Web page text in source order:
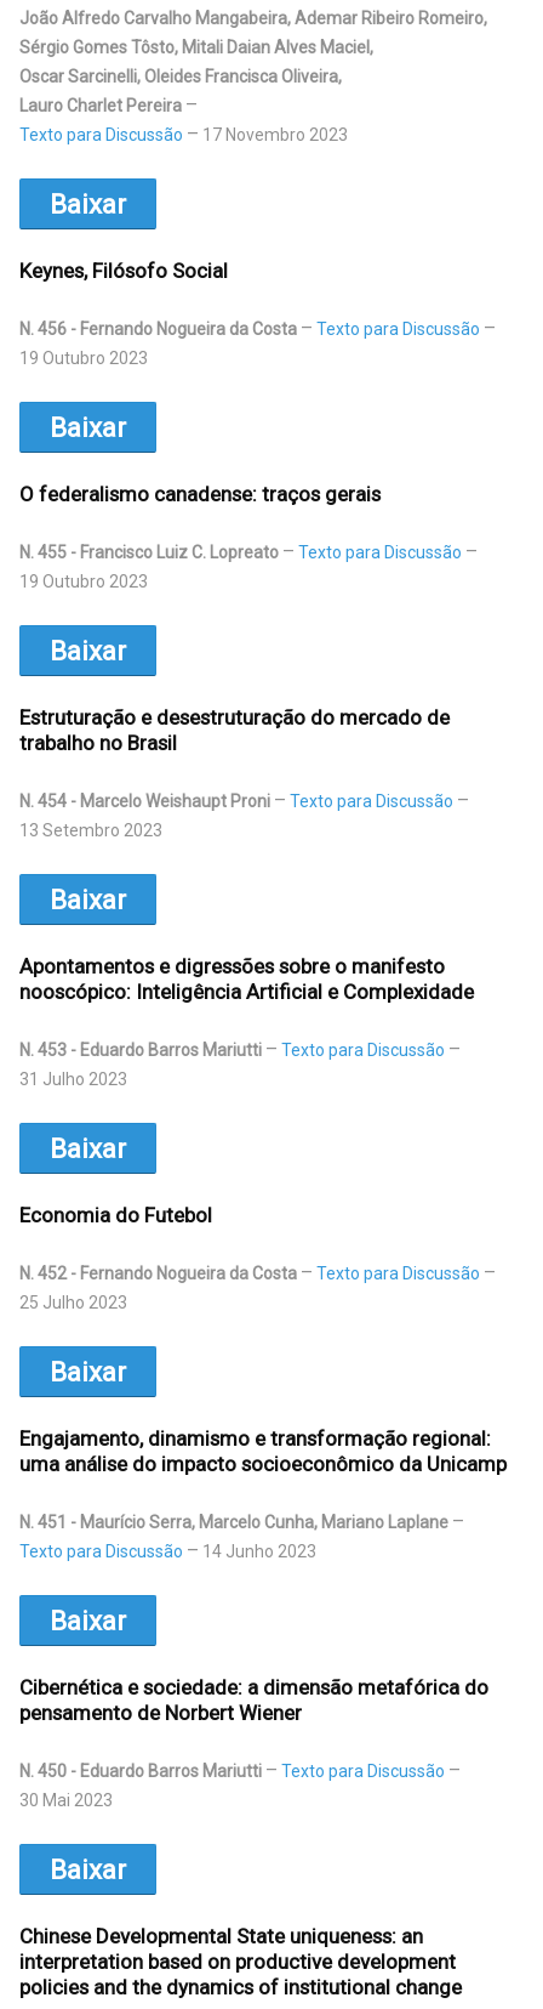
João Alfredo Carvalho Mangabeira, Ademar Ribeiro Romeiro,
Sérgio Gomes Tôsto, Mitali Daian Alves Maciel,
Oscar Sarcinelli, Oleides Francisca Oliveira,
Lauro Charlet Pereira
Texto para Discussão
17 Novembro 2023
Baixar
Keynes, Filósofo Social
N. 456 - Fernando Nogueira da Costa
Texto para Discussão
19 Outubro 2023
Baixar
O federalismo canadense: traços gerais
N. 455 - Francisco Luiz C. Lopreato
Texto para Discussão
19 Outubro 2023
Baixar
Estruturação e desestruturação do mercado de
trabalho no Brasil
N. 454 - Marcelo Weishaupt Proni
Texto para Discussão
13 Setembro 2023
Baixar
Apontamentos e digressões sobre o manifesto
nooscópico: Inteligência Artificial e Complexidade
N. 453 - Eduardo Barros Mariutti
Texto para Discussão
31 Julho 2023
Baixar
Economia do Futebol
N. 452 - Fernando Nogueira da Costa
Texto para Discussão
25 Julho 2023
Baixar
Engajamento, dinamismo e transformação regional:
uma análise do impacto socioeconômico da Unicamp
N. 451 - Maurício Serra, Marcelo Cunha, Mariano Laplane
Texto para Discussão
14 Junho 2023
Baixar
Cibernética e sociedade: a dimensão metafórica do
pensamento de Norbert Wiener
N. 450 - Eduardo Barros Mariutti
Texto para Discussão
30 Mai 2023
Baixar
Chinese Developmental State uniqueness: an
interpretation based on productive development
policies and the dynamics of institutional change